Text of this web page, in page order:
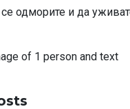
одморите и да